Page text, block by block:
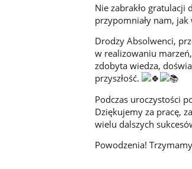
Nie zabrakło
przypomniały nam,
Drodzy Absolwenci,
w realizowaniu
zdobyta wiedza,
przyszłość.
Podczas uroczystości
Dziękujemy za pracę,
wielu dalszych
Powodzenia!